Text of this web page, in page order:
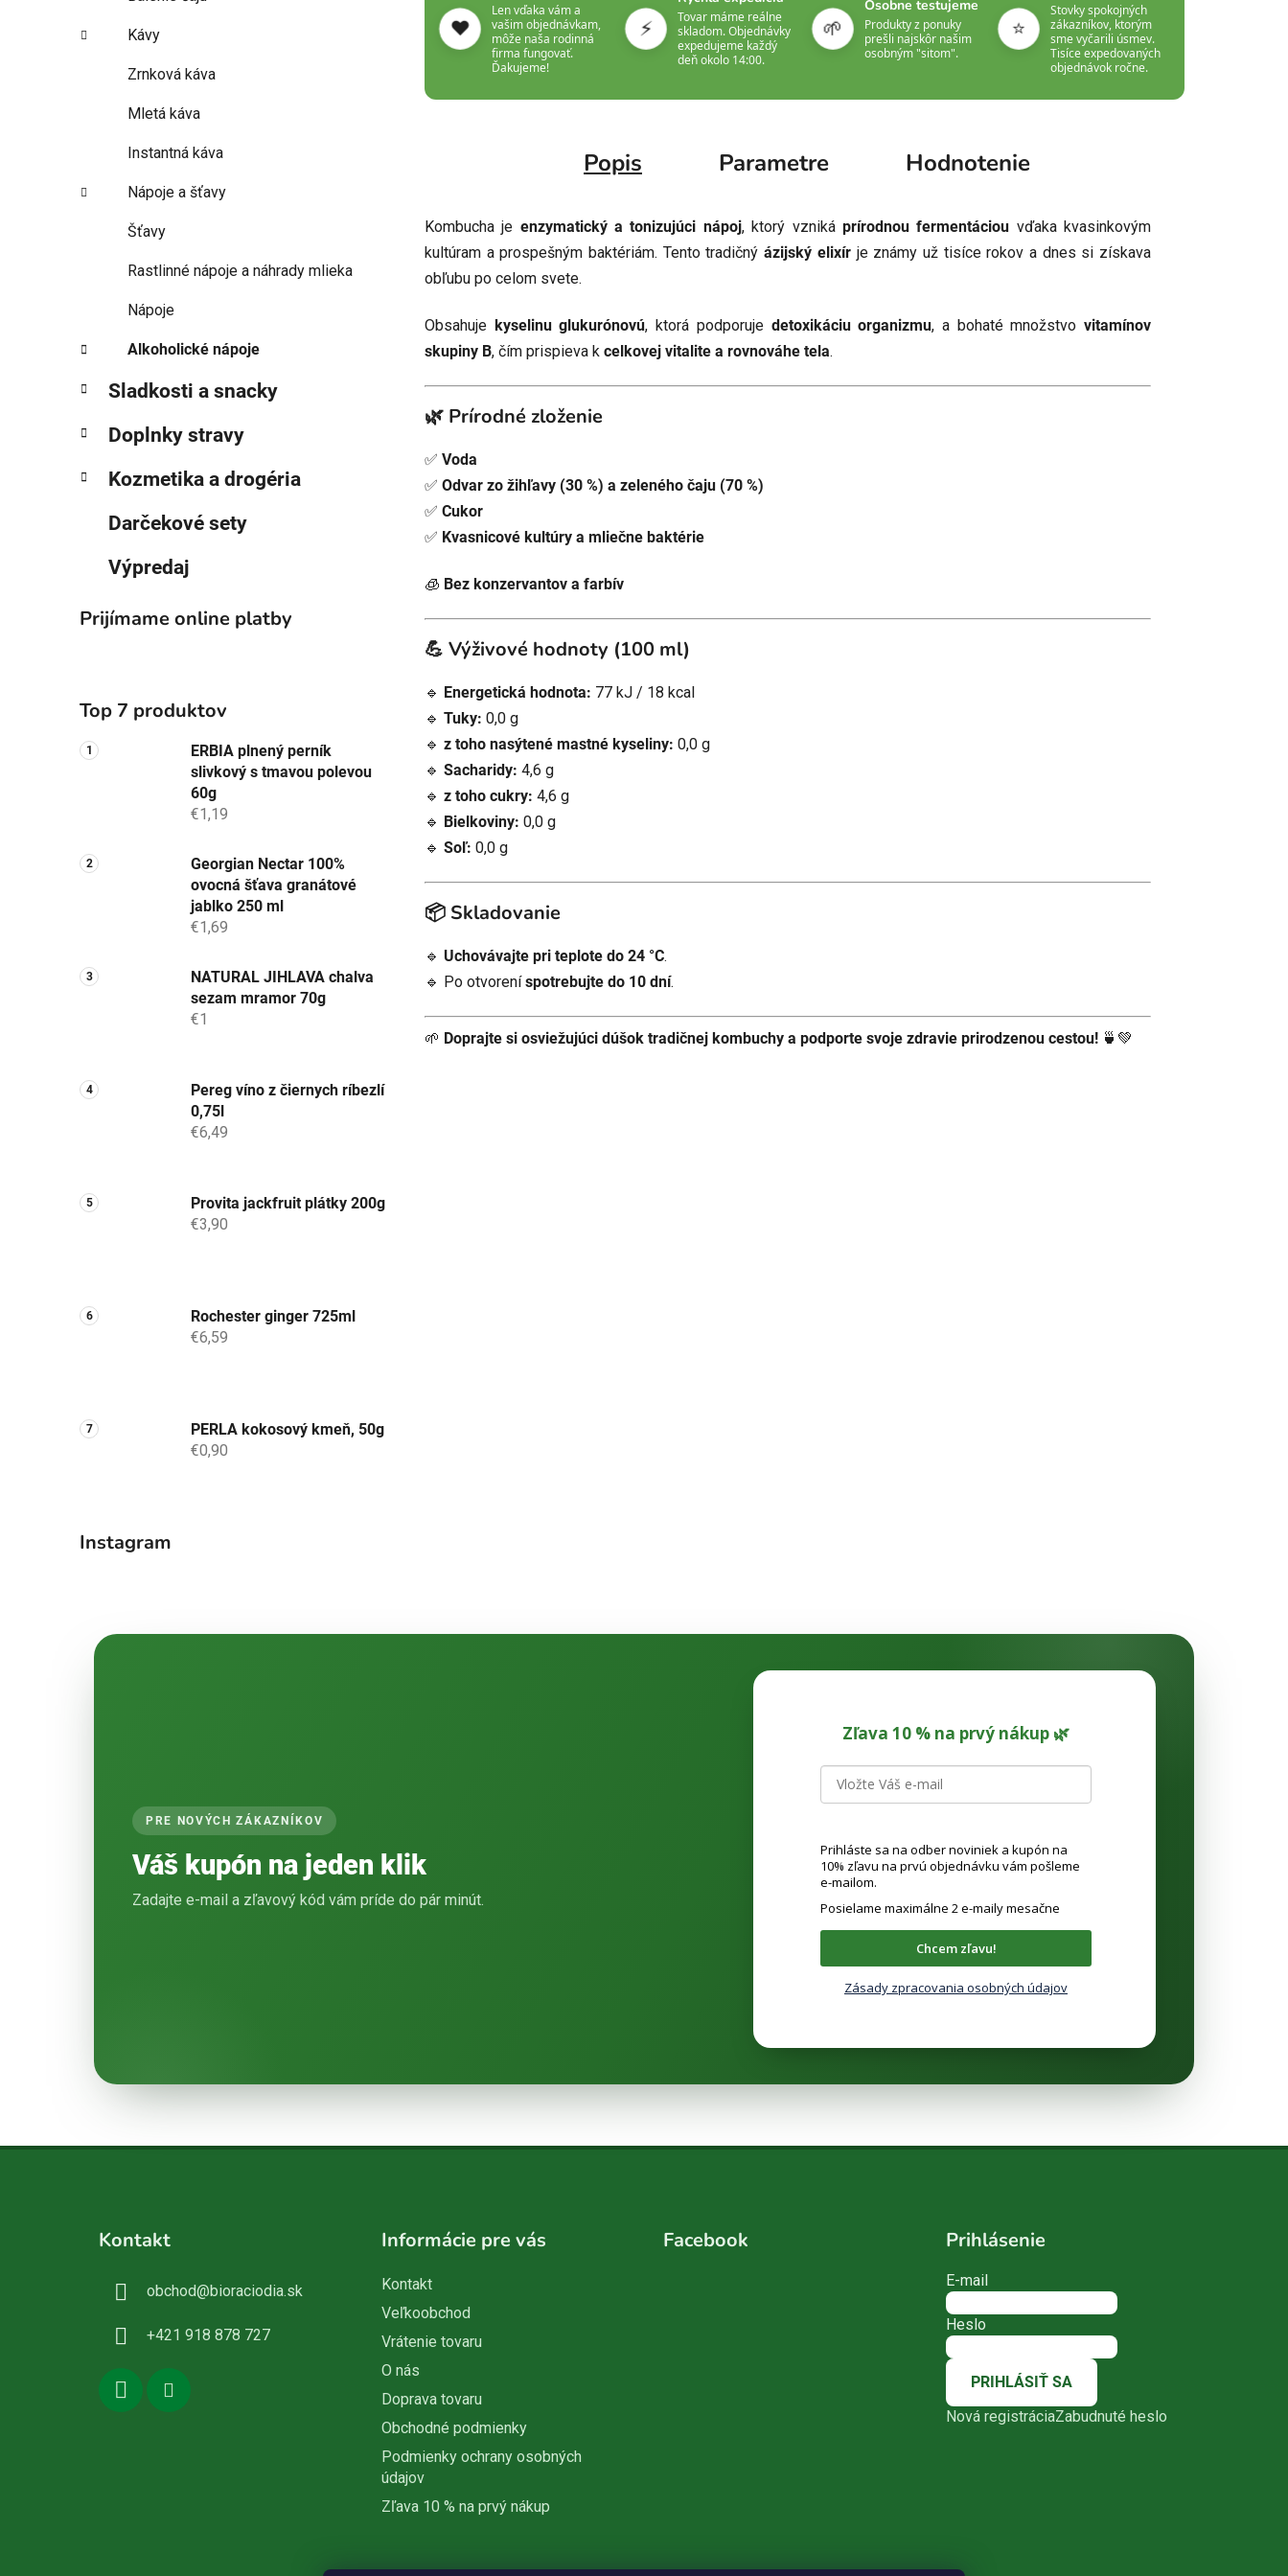
Kávy
Zrnková káva
Mletá káva
Instantná káva
Nápoje a šťavy
Šťavy
Rastlinné nápoje a náhrady mlieka
Nápoje
Alkoholické nápoje
Sladkosti a snacky
Doplnky stravy
Kozmetika a drogéria
Darčekové sety
Výpredaj
Prijímame online platby
Top 7 produktov
ERBIA plnený perník
slivkový s tmavou polevou
60g
€1,19
Georgian Nectar 100%
ovocná šťava granátové
jablko 250 ml
€1,69
NATURAL JIHLAVA chalva
sezam mramor 70g
€1
Pereg víno z čiernych ríbezlí
0,75l
€6,49
Provita jackfruit plátky 200g
€3,90
Rochester ginger 725ml
€6,59
PERLA kokosový kmeň, 50g
€0,90
Instagram
❤️
Len vďaka vám a
vašim objednávkam,
môže naša rodinná
firma fungovať.
Ďakujeme!
⚡
Tovar máme reálne
skladom. Objednávky
expedujeme každý
deň okolo 14:00.
🌱
Osobne testujeme
Produkty z ponuky
prešli najskôr našim
osobným "sitom".
⭐
Stovky spokojných
zákazníkov, ktorým
sme vyčarili úsmev.
Tisíce expedovaných
objednávok ročne.
Popis Parametre Hodnotenie
Kombucha je enzymatický a tonizujúci nápoj, ktorý vzniká prírodnou fermentáciou vďaka kvasinkovým
kultúram a prospešným baktériám. Tento tradičnýázijský elixírje známy už tisíce rokov a dnes si získava
obľubu po celom svete.
Obsahuje kyselinu glukurónovú, ktorá podporuje detoxikáciu organizmu, a bohaté množstvovitamínov
skupiny B, čím prispieva k celkovej vitalite a rovnováhe tela.
🌿 Prírodné zloženie
✅ Voda
✅ Odvar zo žihľavy (30 %) a zeleného čaju (70 %)
✅ Cukor
✅ Kvasnicové kultúry a mliečne baktérie
🧊 Bez konzervantov a farbív
💪 Výživové hodnoty (100 ml)
🔹 Energetická hodnota: 77 kJ / 18 kcal
🔹 Tuky: 0,0 g
🔹 z toho nasýtené mastné kyseliny: 0,0 g
🔹 Sacharidy: 4,6 g
🔹 z toho cukry: 4,6 g
🔹 Bielkoviny: 0,0 g
🔹 Soľ: 0,0 g
📦 Skladovanie
🔹 Uchovávajte pri teplote do 24 °C.
🔹 Po otvoreníspotrebujte do 10 dní.
🌱 Doprajte si osviežujúci dúšok tradičnej kombuchy a podporte svoje zdravie prirodzenou cestou! 🍵💚
PRE NOVÝCH ZÁKAZNÍKOV
Váš kupón na jeden klik
Zadajte e-mail a zľavový kód vám príde do pár minút.
Zľava 10 % na prvý nákup 🌿
Prihláste sa na odber noviniek a kupón na
10% zľavu na prvú objednávku vám pošleme
e-mailom.
Posielame maximálne 2 e-maily mesačne
Chcem zľavu!
Zásady zpracovania osobných údajov
Kontakt
obchod@bioraciodia.sk
+421 918 878 727
Informácie pre vás
Kontakt
Veľkoobchod
Vrátenie tovaru
O nás
Doprava tovaru
Obchodné podmienky
Podmienky ochrany osobných
údajov
Zľava 10 % na prvý nákup
Facebook Prihlásenie
E-mail
Heslo
PRIHLÁSIŤ SA
Nová registráciaZabudnuté heslo